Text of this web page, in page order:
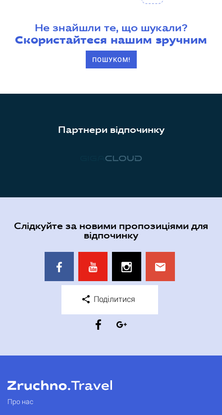
Не знайшли те, що шукали?
Скористайтеся нашим зручним
ПОШУКОМ!
Партнери відпочинку
Слідкуйте за новими пропозиціями для
відпочинку
Поділитися
Про нас